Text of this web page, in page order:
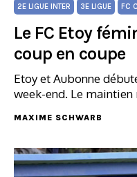
2E LIGUE INTER 3E LIGUE FC
Le FC Etoy
coup en coupe
Etoy et Aubonne
week-end. Le
MAXIME SCHWARB